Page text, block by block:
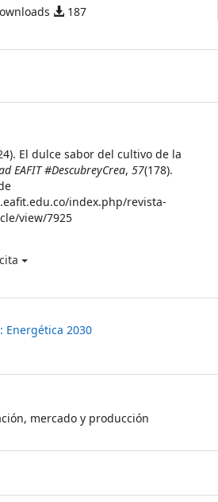
187
El dulce sabor del cultivo de la
EAFIT #DescubreyCrea, 57(178).
index.php/revista-
view/7925
Energética 2030
mercado y producción